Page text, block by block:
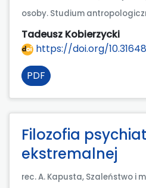
osoby. Studium
Tadeusz Kobierzycki
https://doi.org/
PDF
Filozofia
ekstremalnej
rec. A. Kapusta, Szaleństwo i